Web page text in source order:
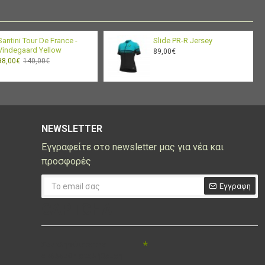
Tour De France -
Yellow
140,00€
Slide PR-R Jersey
89,00€
NEWSLETTER
Εγγραφείτε στο newsletter μας για νέα και
προσφορές
Εγγραφη